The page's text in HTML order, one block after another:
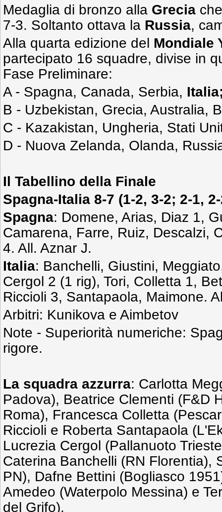
Medaglia di bronzo alla Grecia
7-3. Soltanto ottava la Russia,
Alla quarta edizione del Mondiale
partecipato 16 squadre, divise in
Fase Preliminare:
A - Spagna, Canada, Serbia,
B - Uzbekistan, Grecia, Australia,
C - Kazakistan, Ungheria, Stati
D - Nuova Zelanda, Olanda,
Il Tabellino della Finale
Spagna-Italia 8-7 (1-2, 3-2; 2-1,
Spagna: Domene, Arias, Diaz 1,
Camarena, Farre, Ruiz, Descalzi,
4. All. Aznar J.
Italia: Banchelli, Giustini,
Cergol 2 (1 rig), Tori, Colletta 1,
Riccioli 3, Santapaola, Maimone.
Arbitri: Kunikova e Aimbetov
Note - Superiorità numeriche:
rigore.
La squadra azzurra: Carlotta
Padova), Beatrice Clementi (F&D
Roma), Francesca Colletta
Riccioli e Roberta Santapaola
Lucrezia Cergol (Pallanuoto
Caterina Banchelli (RN Florentia),
PN), Dafne Bettini (Bogliasco
Amedeo (Waterpolo Messina) e
del Grifo).